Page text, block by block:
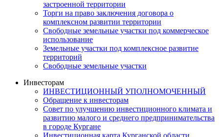
застроенной территории
Торги на право заключения договора о
комплексном развитии территории
Свободные земельные участки под коммерческое
использование
Земельные участки под комплексное развитие
территорий
Свободные земельные участки
Инвесторам
ИНВЕСТИЦИОННЫЙ УПОЛНОМОЧЕННЫЙ
Обращение к инвесторам
Совет по улучшению инвестиционного климата и
развитию малого и среднего предпринимательства
в городе Кургане
Инвестиционная карта Курганской области